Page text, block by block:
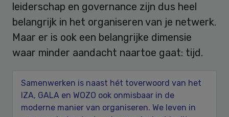
leiderschap en governance zijn dus heel
belangrijk in het organiseren van je netwerk.
Maar er is ook een belangrijke dimensie
waar minder aandacht naartoe gaat: tijd.
Samenwerken is naast hét toverwoord van het
IZA, GALA en WOZO ook onmisbaar in de
moderne manier van organiseren. We leven in